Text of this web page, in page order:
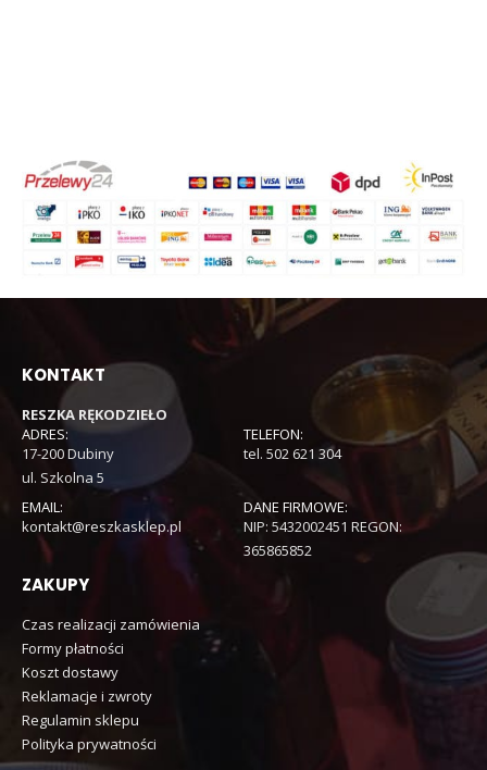
KONTAKT
RESZKA RĘKODZIEŁO
ADRES:
17-200 Dubiny
ul. Szkolna 5
TELEFON:
tel. 502 621 304
EMAIL:
kontakt@reszkasklep.pl
DANE FIRMOWE:
NIP: 5432002451 REGON:
365865852
ZAKUPY
Czas realizacji zamówienia
Formy płatności
Koszt dostawy
Reklamacje i zwroty
Regulamin sklepu
Polityka prywatności